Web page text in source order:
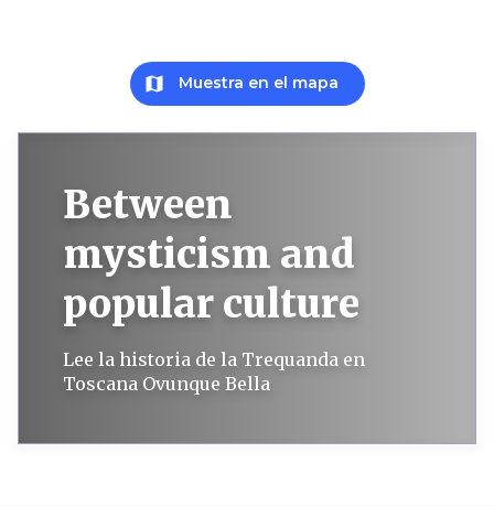
map Muestra en el mapa
Between
mysticism and
popular culture
Lee la historia de la Trequanda en
Toscana Ovunque Bella